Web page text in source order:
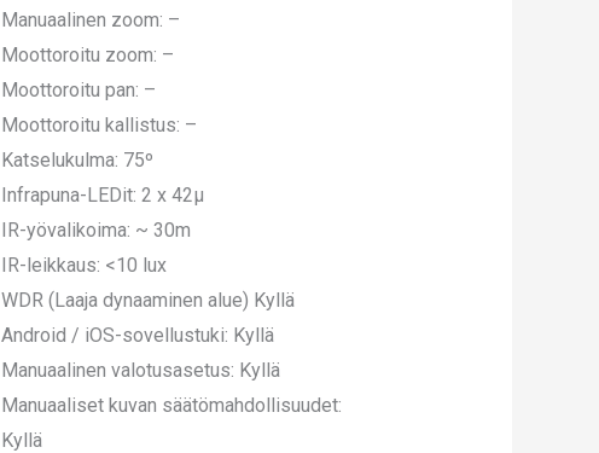
Manuaalinen zoom: –
Moottoroitu zoom: –
Moottoroitu pan: –
Moottoroitu kallistus: –
Katselukulma: 75º
Infrapuna-LEDit: 2 x 42μ
IR-yövalikoima: ~ 30m
IR-leikkaus: <10 lux
WDR (Laaja dynaaminen alue) Kyllä
Android / iOS-sovellustuki: Kyllä
Manuaalinen valotusasetus: Kyllä
Manuaaliset kuvan säätömahdollisuudet:
Kyllä